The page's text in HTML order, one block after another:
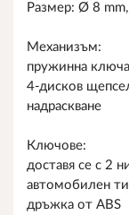
Размер: Ø 8
Механизъм:
пружинна
4-дисков
надраскване
Ключове:
доставя се с 2
автомобилен
дръжка от ABS